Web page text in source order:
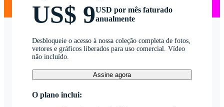
US$ 9USD por mês faturado
anualmente
Desbloqueie o acesso à nossa coleção completa de fotos,
vetores e gráficos liberados para uso comercial. Vídeo
não incluído.
Assine agora
O plano inclui: